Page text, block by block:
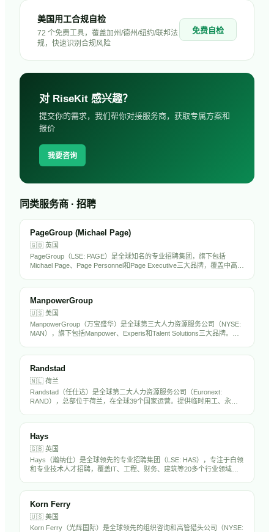
美国用工合规自检
72 个免费工具，覆盖加州/德州/纽约/联邦法
规，快速识别合规风险
免费自检
对 RiseKit 感兴趣？
提交你的需求，我们帮你对接服务商，获取专属方案和
报价
我要咨询
同类服务商 · 招聘
PageGroup (Michael Page)
🇬🇧 英国
PageGroup（LSE: PAGE）是全球知名的专业招聘集团，旗下包括
Michael Page、Page Personnel和Page Executive三大品牌，覆盖中高端
ManpowerGroup
🇺🇸 美国
ManpowerGroup（万宝盛华）是全球第三大人力资源服务公司（NYSE:
MAN），旗下包括Manpower、Experis和Talent Solutions三大品牌。在
Randstad
🇳🇱 荷兰
Randstad（任仕达）是全球第二大人力资源服务公司（Euronext:
RAND），总部位于荷兰，在全球39个国家运营。提供临时用工、永久
Hays
🇬🇧 英国
Hays（瀚纳仕）是全球领先的专业招聘集团（LSE: HAS），专注于白领
和专业技术人才招聘，覆盖IT、工程、财务、建筑等20多个行业领域。
Korn Ferry
🇺🇸 美国
Korn Ferry（光辉国际）是全球领先的组织咨询和高管猎头公司（NYSE: